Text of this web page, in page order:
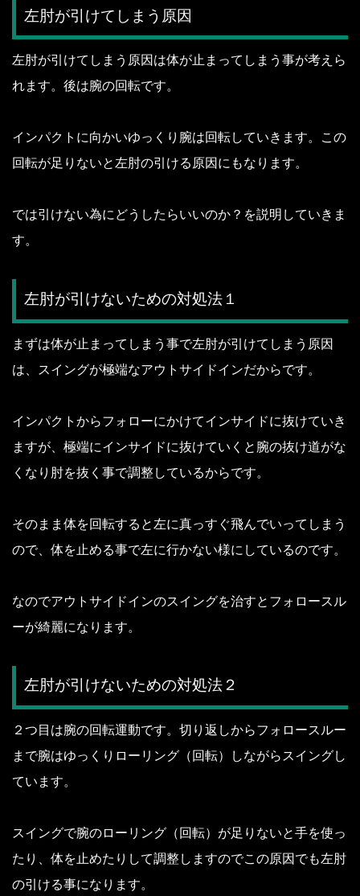
左肘が引けてしまう原因
左肘が引けてしまう原因は体が止まってしまう事が考えら
れます。 後は腕の回転です。
インパクトに向かいゆっくり腕は回転していきます。
この
回転が足りないと左肘の引ける原因にもなります。
では引けない為にどうしたらいいのか？ を説明していきま
す。
左肘が引けないための対処法１
まずは体が止まってしまう事で左肘が引けてしまう原因
は、スイングが極端なアウトサイドインだからです。
インパクトからフォローにかけてインサイドに抜けていき
ますが、極端にインサイドに抜けていくと腕の抜け道がな
くなり肘を抜く事で調整しているからです。
そのまま体を回転すると左に真っすぐ飛んでいってしまう
ので、体を止める事で左に行かない様にしているのです。
なのでアウトサイドインのスイングを治すとフォロースル
ーが綺麗になります。
左肘が引けないための対処法２
２つ目は腕の回転運動です。 切り返しからフォロースルー
まで腕はゆっくりローリング（回転）しながらスイングし
ています。
スイングで腕のローリング（回転）が足りないと手を使っ
たり、体を止めたりして調整しますのでこの原因でも左肘
の引ける事になります。